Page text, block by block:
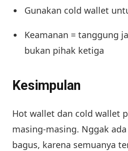
Gunakan cold wallet
Keamanan = tanggung
bukan pihak ketiga
Kesimpulan
Hot wallet dan cold wallet
masing-masing. Nggak
bagus, karena semuanya